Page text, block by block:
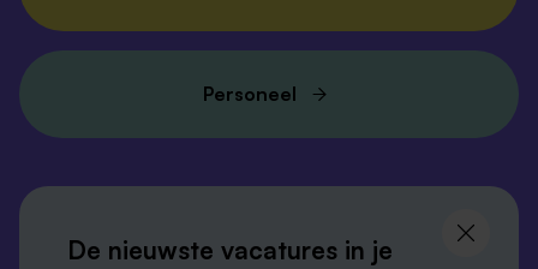
Personeel
blijf op de hoogte
De nieuwste vacatures in je